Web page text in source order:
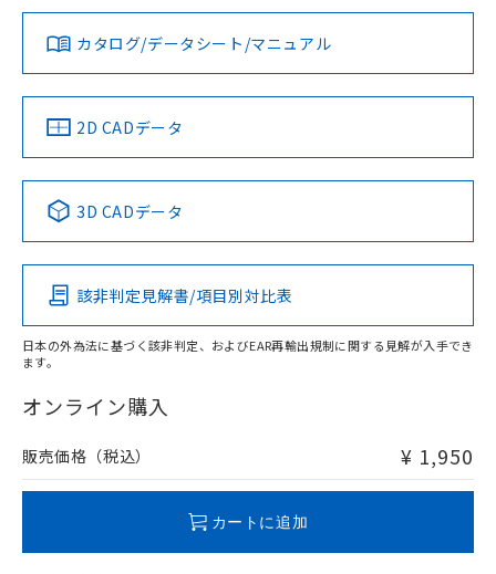
ダウンロードデータをご利用いただく前に、以下を必ずお読
みください。
ソフトウェアの使用条件
対応済み
中国 RoHS 注意事項・凡例
Pb Hg Cd Cr(VI)
O
在庫等で未対応品が混在する可能性があります。
問い合わせください。
LR型式承認
（イギリス
船舶規格）
DNV型式承認
（ノルウェー
BV型式承認
（フランス
KR型式
（韓国
No No No No
この製品の規格認証/適合状況ページへ
その他の認証はこちらのページからご検索ください
カタログ/データシート/マニュアル
2D CADデータ
3D CADデータ
該非判定見解書/項目別対比表
日本の外為法に基づく該非判定、およびEAR再輸出規制に関する見解が入手でき
ます。
オンライン購入
販売価格（税込） ¥ 1,950
カートに追加